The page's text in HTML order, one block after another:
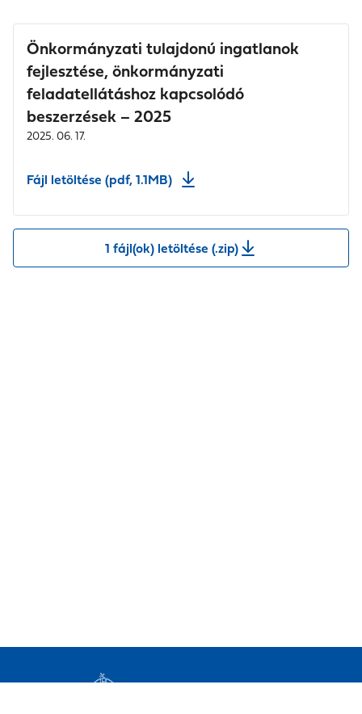
Önkormányzati tulajdonú ingatlanok
fejlesztése, önkormányzati
feladatellátáshoz kapcsolódó
beszerzések – 2025
2025. 06. 17.
Fájl letöltése (pdf, 1.1MB)
1 fájl(ok) letöltése (.zip)